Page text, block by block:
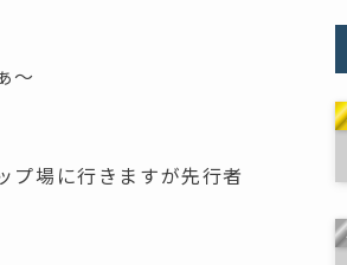
～
プ場に行きますが先行者